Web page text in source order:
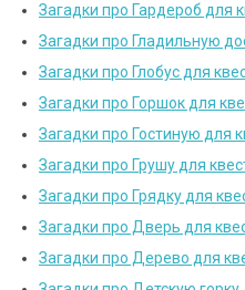
Загадки про Гардероб для
Загадки про Гладильную
Загадки про Глобус для
Загадки про Горшок для
Загадки про Гостиную для
Загадки про Грушу для
Загадки про Грядку для
Загадки про Дверь для
Загадки про Дерево для